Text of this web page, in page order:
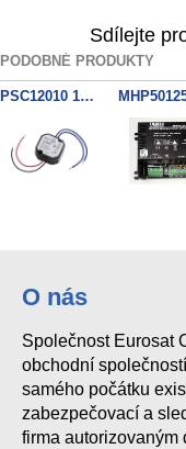
Sdílejte
PODOBNÉ PRODUKTY
PSC12010 12V/1A/55MM
O nás
Společnost Eurosat
obchodní
samého počátku
zabezpečovací a
firma autorizovaným